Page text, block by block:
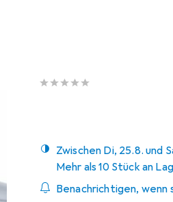
Zwischen Di, 25.8. und
Mehr als 10 Stück an
Benachrichtigen,